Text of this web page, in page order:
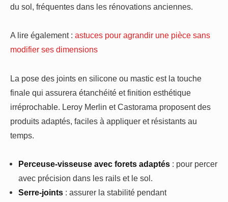
du sol, fréquentes dans les rénovations anciennes.
A lire également : astuces pour agrandir une pièce sans
modifier ses dimensions
La pose des joints en silicone ou mastic est la touche
finale qui assurera étanchéité et finition esthétique
irréprochable. Leroy Merlin et Castorama proposent des
produits adaptés, faciles à appliquer et résistants au
temps.
Perceuse-visseuse avec forets adaptés : pour percer
avec précision dans les rails et le sol.
Serre-joints : assurer la stabilité pendant